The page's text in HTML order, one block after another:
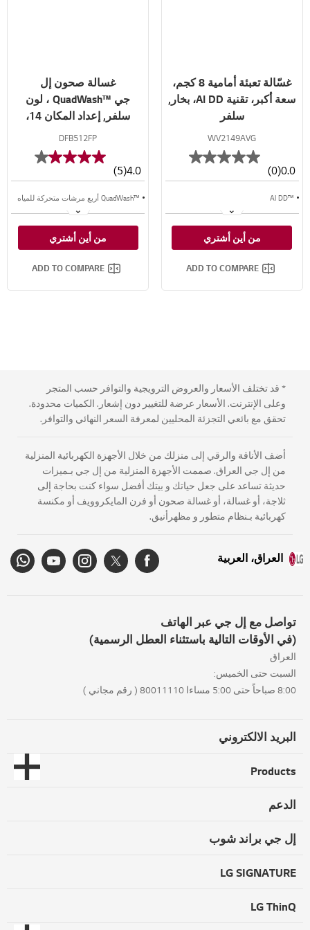
غسّالة تعبئة أمامية 8 كجم،
سعة أكبر، تقنية AI DD، بخار,
سلفر
WV2149AVG
0.0
(0)
™AI DD
سعة أكبر
من أين أشتري
ADD TO COMPARE
غسالة صحون إل
جي ™QuadWash ، لون
سلفر, إعداد المكان 14،
محرك الدفع المباشر،
تقنية ThinQ
DFB512FP
4.0
(5)
™QuadWash أربع مرشات متحركة للمياه
محرك الدفع المباشر العاكس (انفيرتر)
رف مرن EasyRack™ Plus
من أين أشتري
ADD TO COMPARE
* قد تختلف الأسعار والعروض الترويجية والتوافر حسب المتجر
وعلى الإنترنت. الأسعار عرضة للتغيير دون إشعار. الكميات محدودة.
تحقق مع بائعي التجزئة المحليين لمعرفة السعر النهائي والتوافر.
أضف الأناقة والرقي إلى منزلك من خلال الأجهزة الكهربائية المنزلية
من إل جي العراق. صممت الأجهزة المنزلية من إل جي بـميزات
حديثة تساعد على جعل حياتك و بيتك أفضل سواء كنت بحاجة إلى
ثلاجة، أو غسالة، أو غسالة صحون أو فرن المايكروويف أو مكنسة
كهربائية بـنظام متطور و مظهرأنيق.
العراق، العربية
تواصل مع إل جي عبر الهاتف
(في الأوقات التالية باستثناء العطل الرسمية)
العراق
السبت حتى الخميس:
8:00 صباحاً حتى 5:00 مساءا 80011110 ( رقم مجاني )
البريد الالكتروني
Products
الدعم
إل جي براند شوب
LG SIGNATURE
LG ThinQ